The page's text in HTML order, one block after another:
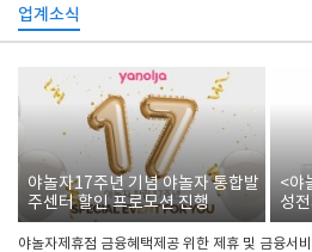
업계소식
야놀자17주년 기념 야놀자 통합발
주센터 할인 프로모션 진행
<야
성
야놀자제휴점 금융혜택제공 위한 제휴 및 금융서비